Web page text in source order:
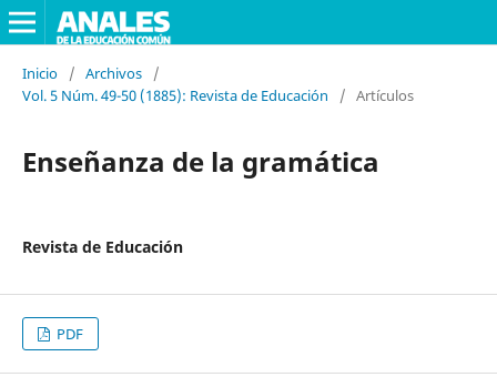
Inicio / Archivos
/
Vol. 5 Núm. 49-50 (1885): Revista de Educación
/ Artículos
Enseñanza de la gramática
Revista de Educación
PDF